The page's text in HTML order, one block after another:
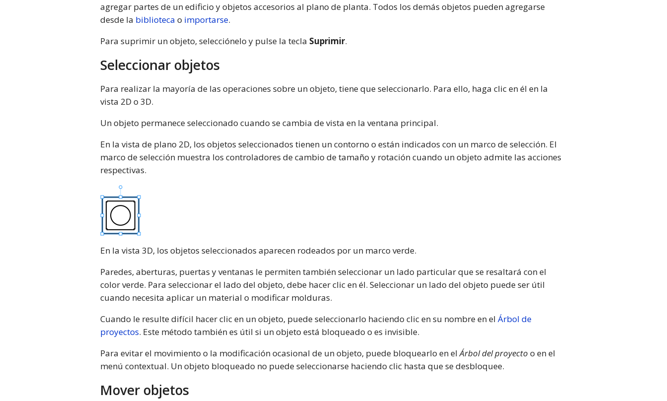
agregar partes de un edificio y objetos accesorios al plano de planta. Todos los demás objetos pueden agregarse
desde la biblioteca o importarse.
Para suprimir un objeto, selecciónelo y pulse la tecla Suprimir.
Seleccionar objetos
Para realizar la mayoría de las operaciones sobre un objeto, tiene que seleccionarlo. Para ello, haga clic en él en la
vista 2D o 3D.
Un objeto permanece seleccionado cuando se cambia de vista en la ventana principal.
En la vista de plano 2D, los objetos seleccionados tienen un contorno o están indicados con un marco de selección. El
marco de selección muestra los controladores de cambio de tamaño y rotación cuando un objeto admite las acciones
respectivas.
En la vista 3D, los objetos seleccionados aparecen rodeados por un marco verde.
Paredes, aberturas, puertas y ventanas le permiten también seleccionar un lado particular que se resaltará con el
color verde. Para seleccionar el lado del objeto, debe hacer clic en él. Seleccionar un lado del objeto puede ser útil
cuando necesita aplicar un material o modificar molduras.
Cuando le resulte difícil hacer clic en un objeto, puede seleccionarlo haciendo clic en su nombre en el Árbol de
proyectos. Este método también es útil si un objeto está bloqueado o es invisible.
Para evitar el movimiento o la modificación ocasional de un objeto, puede bloquearlo en elÁrbol del proyecto o en el
menú contextual. Un objeto bloqueado no puede seleccionarse haciendo clic hasta que se desbloquee.
Mover objetos